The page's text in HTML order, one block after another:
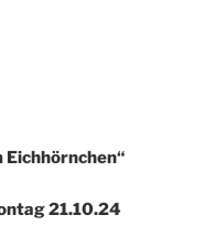
Eichhörnchen“
21.10.24